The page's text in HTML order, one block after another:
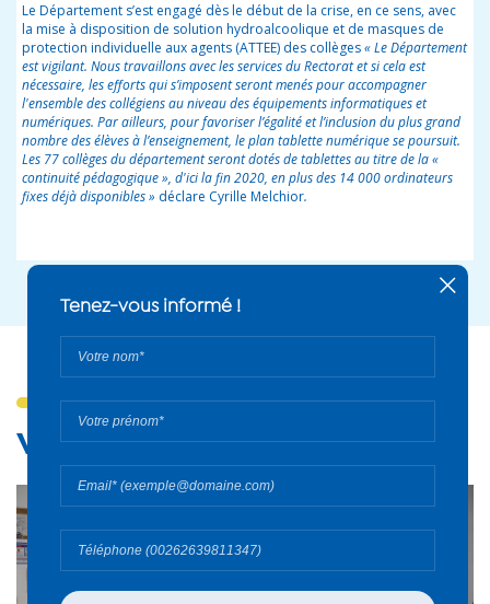
Le Département s’est engagé dès le début de la crise, en ce sens, avec
la mise à disposition de solution hydroalcoolique et de masques de
protection individuelle aux agents (ATTEE) des collèges« Le Département
est vigilant. Nous travaillons avec les services du Rectorat et si cela est
nécessaire, les efforts qui s’imposent seront menés pour accompagner
l'ensemble des collégiens au niveau des équipements informatiques et
numériques. Par ailleurs, pour favoriser l’égalité et l’inclusion du plus grand
nombre des élèves à l’enseignement, le plan tablette numérique se poursuit.
Les 77 collèges du département seront dotés de tablettes au titre de la «
continuité pédagogique », d'ici la fin 2020, en plus des 14 000 ordinateurs
fixes déjà disponibles » déclare Cyrille Melchior.
Vous aimerez aussi...